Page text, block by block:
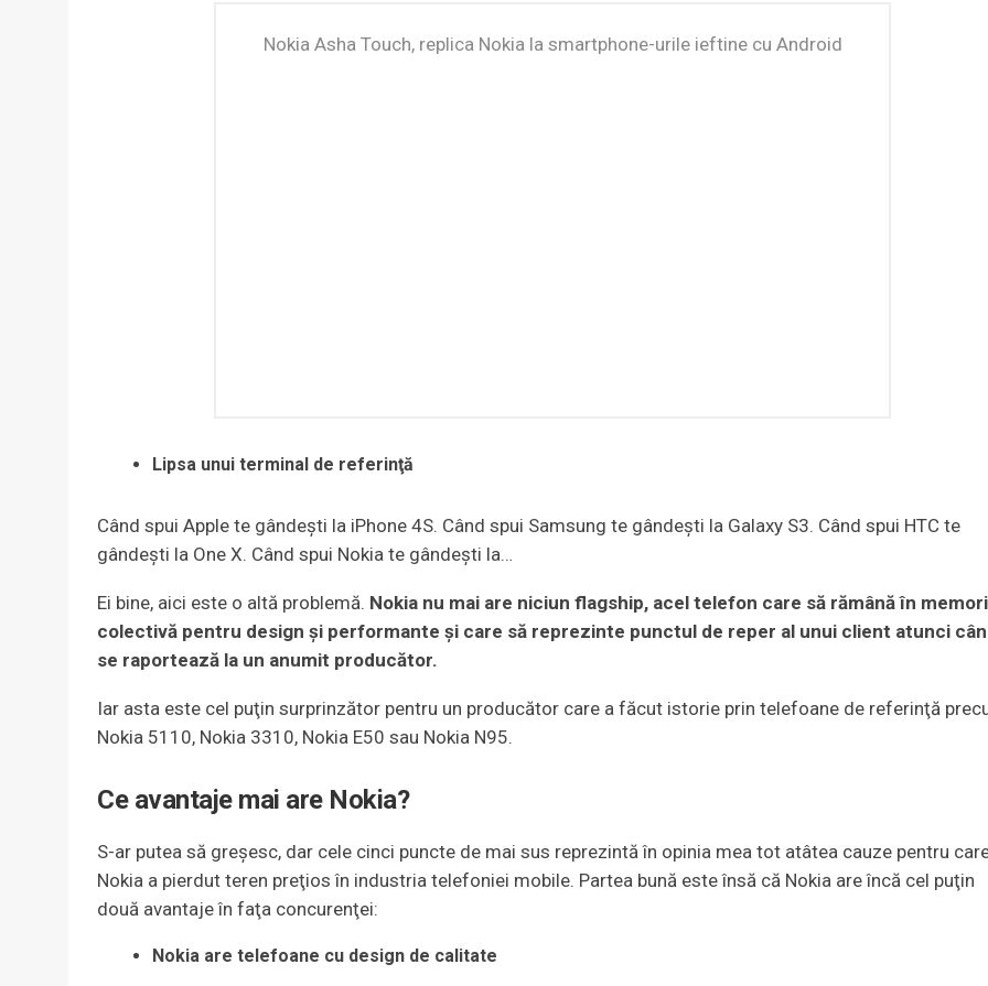
Nokia Asha Touch, replica Nokia la smartphone-urile ieftine cu Android
Lipsa unui terminal de referinţă
Când spui Apple te gândeşti la iPhone 4S. Când spui Samsung te gândeşti la Galaxy S3. Când spui HTC te
gândeşti la One X. Când spui Nokia te gândeşti la…
Ei bine, aici este o altă problemă. Nokia nu mai are niciun flagship, acel telefon care să rămână în
colectivă pentru design şi performante şi care să reprezinte punctul de reper al unui client atunci
se raportează la un anumit producător.
Iar asta este cel puţin surprinzător pentru un producător care a făcut istorie prin telefoane de referinţă
Nokia 5110, Nokia 3310, Nokia E50 sau Nokia N95.
Ce avantaje mai are Nokia?
S-ar putea să greşesc, dar cele cinci puncte de mai sus reprezintă în opinia mea tot atâtea cauze pentru
Nokia a pierdut teren preţios în industria telefoniei mobile. Partea bună este însă că Nokia are încă cel puţin
două avantaje în faţa concurenţei:
Nokia are telefoane cu design de calitate